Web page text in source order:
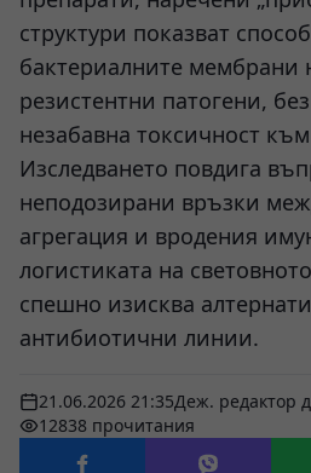
структури показват
бактериалните мембрани
резистентни патогени,
незабавна токсичност
Изследването повдига
неподозирани връзки
агрегация и вродения
логистиката на
спешно изисква
антибиотични линии.
21.06.2026 21:35Деж. редактор
12838 прочитания